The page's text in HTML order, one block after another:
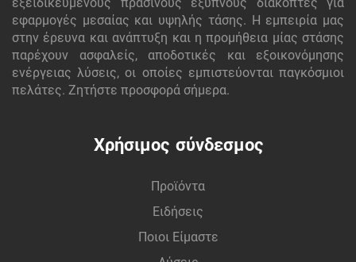
και διεθνή πιστοποιητικά, τα εξαρτήματά μας
εγγυώνται ανθεκτικότητα και αποδοτικότητα.
Εμπιστευτείτε τα εξαρτήματα L.V. Switchgear μας για
να παρέχετε την ασφαλή βάση που απαιτεί η κρίσιμη
εφαρμογές μεσαίας και υψηλής τάσης. Η εμπειρία μας
στην έρευνα και ανάπτυξη και η προμήθεια μίας στάσης
παρέχουν ασφαλείς, αποδοτικές και εξοικονόμησης
ενέργειας λύσεις, οι οποίες εμπιστεύονται παγκόσμιοι
πελάτες. Ζητήστε προσφορά σήμερα.
Χρήσιμος σύνδεσμος
Προϊόντα
Ειδήσεις
Ποιοι Είμαστε